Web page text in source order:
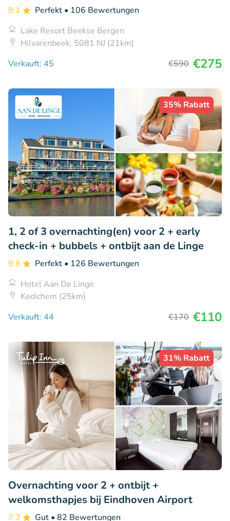
9.1 Perfekt • 106 Bewertungen
Lake Resort Beekse Bergen
Hilvarenbeek, 5081 NJ (21km)
Verkauft: 45
€590 €275
35% Rabatt
1, 2 of 3 overnachting(en) voor 2 + early
check-in + bubbels + ontbijt aan de Linge
9.8 Perfekt • 126 Bewertungen
Hotel Aan De Linge
Kedichem (25km)
Verkauft: 44
€170 €110
31% Rabatt
Overnachting voor 2 + ontbijt +
welkomsthapjes bij Eindhoven Airport
7.3 Gut • 82 Bewertungen